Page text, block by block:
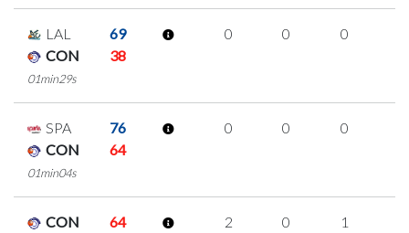
LAL
69
CON
38
01min29s
0 0 0
SPA
76
CON
64
01min04s
0 0 0
CON
64
2 0 1